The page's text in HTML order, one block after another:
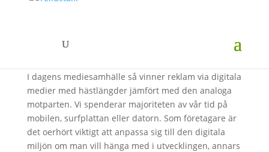
SMS-marknadsföring
I dagens mediesamhälle så vinner reklam via digitala
medier med hästlängder jämfört med den analoga
motparten. Vi spenderar majoriteten av vår tid på
mobilen, surfplattan eller datorn. Som företagare är
det oerhört viktigt att anpassa sig till den digitala
miljön om man vill hänga med i utvecklingen, annars